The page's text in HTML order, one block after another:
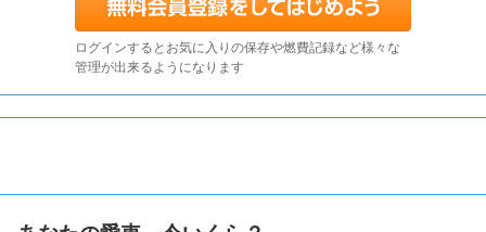
ログインするとお気に入りの保存や燃費記録など様々な
管理が出来るようになります